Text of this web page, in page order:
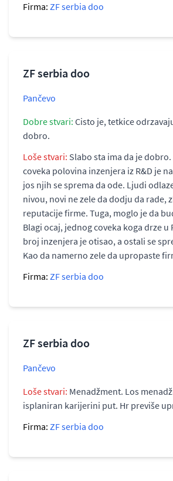
Firma: ZF serbia doo
ZF serbia doo
Pančevo
Dobre stvari: Cisto je, tetkice
dobro.
Loše stvari: Slabo sta ima da je
coveka polovina inzenjera iz R&D je
jos njih se sprema da ode. Ljudi
nivou, novi ne zele da dodju da rade,
reputacije firme. Tuga, moglo je da
Blagi ocaj, jednog coveka koga drze u
broj inzenjera je otisao, a ostali se
Kao da namerno zele da upropaste
Firma: ZF serbia doo
ZF serbia doo
Pančevo
Loše stvari: Menadžment. Los
isplaniran karijerini put. Hr previše
Firma: ZF serbia doo